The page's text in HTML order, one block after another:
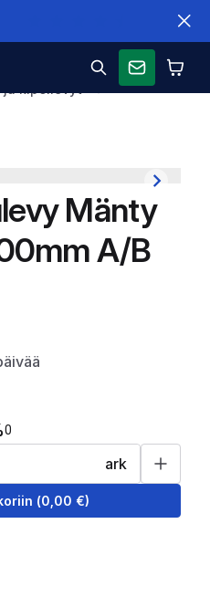
Mänty
A/B
0
ark
(0,00 €)